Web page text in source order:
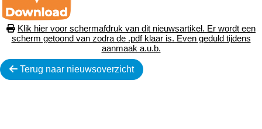
Klik hier voor schermafdruk van dit nieuwsartikel. Er wordt een
scherm getoond van zodra de .pdf klaar is. Even geduld tijdens
aanmaak a.u.b.
Terug naar nieuwsoverzicht